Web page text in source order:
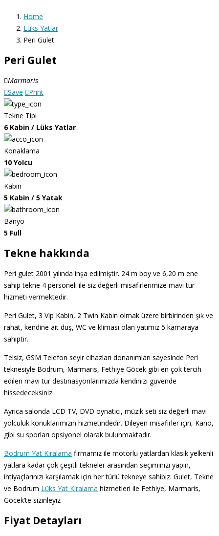
Home
Lüks Yatlar
Peri Gulet
Peri Gulet
Marmaris
Save
Print
Tekne Tipi
6 Kabin / Lüks Yatlar
Konaklama
10 Yolcu
Kabin
5 Kabin / 5 Yatak
Banyo
5 Full
Tekne hakkında
Peri gulet 2001 yılında inşa edilmiştir. 24 m boy ve 6,20 m ene
sahip tekne 4 personeli ile siz değerli misafirlerimize mavi tur
hizmeti vermektedir.
Peri Gulet, 3 Vip Kabin, 2 Twin Kabin olmak üzere birbirinden şık ve
rahat, kendine ait duş, WC ve kliması olan yatımız 5 kamaraya
sahiptir.
Telsiz, GSM Telefon seyir cihazları donanımları sayesinde Peri
teknesiyle Bodrum, Marmaris, Fethiye Göcek gibi en çok tercih
edilen mavi tur destinasyonlarımızda kendinizi güvende
hissedeceksiniz.
Ayrıca salonda LCD TV, DVD oynatıcı, müzik seti siz değerli mavi
yolculuk konuklarımızın hizmetindedir. Dileyen misafirler için, Kano,
gibi su sporları opsiyonel olarak bulunmaktadır.
Bodrum Yat Kiralama firmamız ile motorlu yatlardan klasik yelkenli
yatlara kadar çok çeşitli tekneler arasından seçiminizi yapın,
ihtiyaçlarınızı karşılamak için her türlü tekneye sahibiz. Gulet, Tekne
ve Bodrum Lüks Yat Kiralama hizmetleri ile Fethiye, Marmaris,
Göcek’te sizinleyiz
Fiyat Detayları